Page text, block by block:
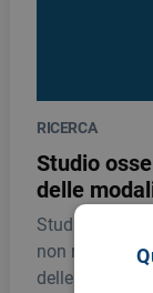
RICERCA
Studio
delle
Studio
non
delle